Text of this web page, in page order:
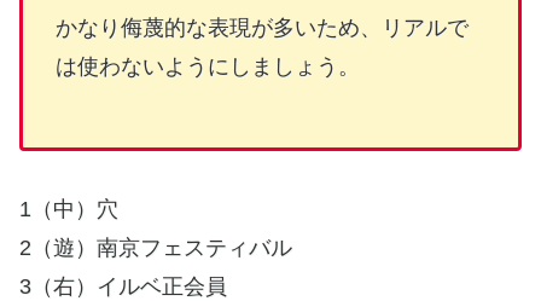
かなり侮蔑的な表現が多いため、リアルで
は使わないようにしましょう。
1（中）穴
2（遊）南京フェスティバル
3（右）イルベ正会員